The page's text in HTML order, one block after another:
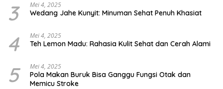
3 Mei 4, 2025
Wedang Jahe Kunyit: Minuman Sehat Penuh Khasiat
4 Mei 4, 2025
Teh Lemon Madu: Rahasia Kulit Sehat dan Cerah Alami
5 Mei 4, 2025
Pola Makan Buruk Bisa Ganggu Fungsi Otak dan
Memicu Stroke